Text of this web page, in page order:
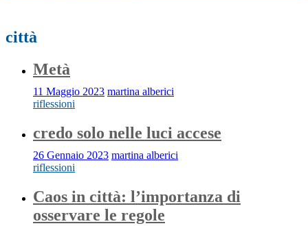
città
Metà
11 Maggio 2023 martina alberici
riflessioni
credo solo nelle luci accese
26 Gennaio 2023 martina alberici
riflessioni
Caos in città: l’importanza di
osservare le regole